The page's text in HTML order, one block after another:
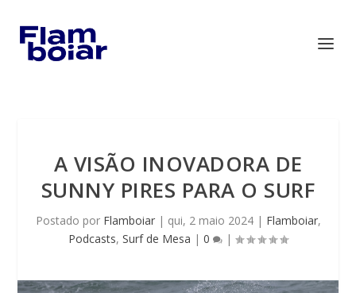
A VISÃO INOVADORA DE
SUNNY PIRES PARA O SURF
Postado por Flamboiar| qui, 2 maio 2024| Flamboiar,
Podcasts, Surf de Mesa | 0 |